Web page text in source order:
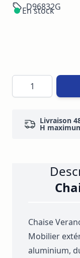
D96832G
En stock
Quantité
Livraison
H
Chaise
Mobilier
aluminium,